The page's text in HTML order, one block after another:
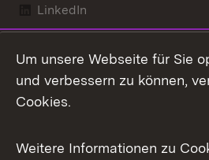
LinkedIn
X / Twitter
Youtube
Um unsere Webseite für Sie
und verbessern zu können,
Cookies.
Weitere Informationen zu